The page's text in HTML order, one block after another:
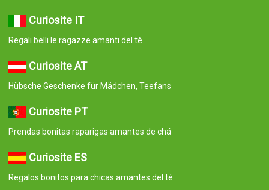
Curiosite IT
Regali belli le ragazze amanti del tè
Curiosite AT
Hübsche Geschenke für Mädchen, Teefans
Curiosite PT
Prendas bonitas raparigas amantes de chá
Curiosite ES
Regalos bonitos para chicas amantes del té